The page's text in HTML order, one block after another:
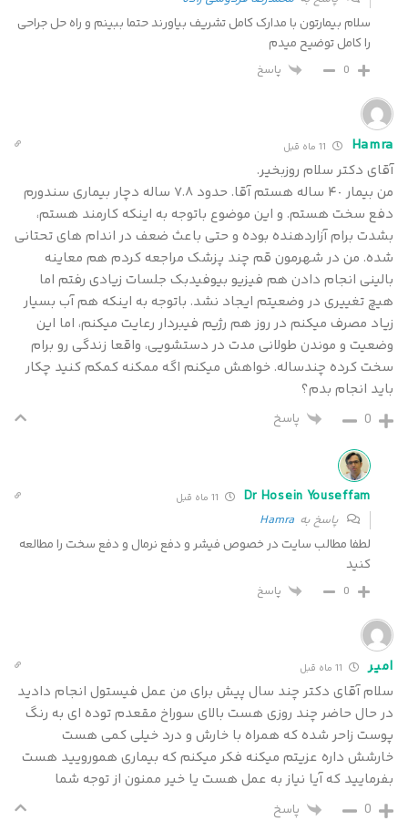
سلام بیمارتون با مدارک کامل تشریف بیاورند حتما ببینم و راه حل جراحی
را کامل توضیح میدم
0 پاسخ
Hamra
آقای دکتر سلام روزبخیر.
من بیمار ۴٠ ساله هستم آقا. حدود ۷.۸ ساله دچار بیماری سندورم
دفع سخت هستم. و این موضوع باتوجه به اینکه کارمند هستم،
بشدت برام آزاردهنده بوده و حتی باعث ضعف در اندام های تحتانی
شده. من در شهرمون قم چند پزشک مراجعه کردم هم معاینه
بالینی انجام دادن هم فیزیو بیوفیدبک جلسات زیادی رفتم اما
هیچ تغییری در وضعیتم ایجاد نشد. باتوجه به اینکه هم آب بسیار
زیاد مصرف میکنم در روز هم رژیم فیبردار رعایت میکنم، اما این
وضعیت و موندن طولانی مدت در دستشویی، واقعا زندگی رو برام
سخت کرده چندساله. خواهش میکنم اگه ممکنه کمکم کنید چکار
باید انجام بدم؟
0 پاسخ
Dr Hosein Youseffam
پاسخ به Hamra
لطفا مطالب سایت در خصوص فیشر و دفع نرمال و دفع سخت را مطالعه
کنید
0 پاسخ
امیر
سلام آقای دکتر چند سال پیش برای من عمل فیستول انجام دادید
در حال حاضر چند روزی هست بالای سوراخ مقعدم توده ای به رنگ
پوست زاحر شده که همراه با خارش و درد خیلی کمی هست
خارشش داره عزیتم میکنه فکر میکنم که بیماری همورویید هست
بفرمایید که آیا نیاز به عمل هست یا خیر ممنون از توجه شما
0 پاسخ